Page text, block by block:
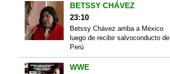
BETSSY CHÁVEZ
23:10
Betssy Chávez arriba a México
luego de recibir salvoconducto de
Perú
WWE